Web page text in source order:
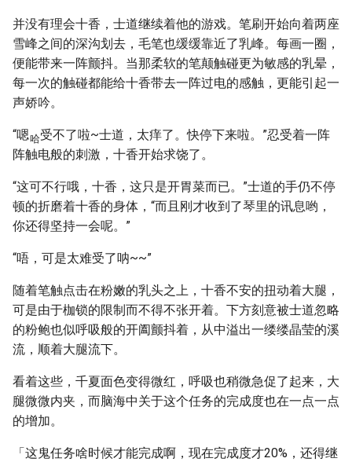
并没有理会十香，士道继续着他的游戏。笔刷开始向着两座
雪峰之间的深沟划去，毛笔也缓缓靠近了乳峰。每画一圈，
便能带来一阵颤抖。当那柔软的笔颠触碰更为敏感的乳晕，
每一次的触碰都能给十香带去一阵过电的感触，更能引起一
声娇吟。
“嗯哈受不了啦~士道，太痒了。快停下来啦。”忍受着一阵
阵触电般的刺激，十香开始求饶了。
“这可不行哦，十香，这只是开胃菜而已。”士道的手仍不停
顿的折磨着十香的身体，“而且刚才收到了琴里的讯息哟，
你还得坚持一会呢。”
“唔，可是太难受了呐~~”
随着笔触点击在粉嫩的乳头之上，十香不安的扭动着大腿，
可是由于枷锁的限制而不得不张开着。下方刻意被士道忽略
的粉鲍也似呼吸般的开阖颤抖着，从中溢出一缕缕晶莹的溪
流，顺着大腿流下。
看着这些，千夏面色变得微红，呼吸也稍微急促了起来，大
腿微微内夹，而脑海中关于这个任务的完成度也在一点一点
的增加。
「这鬼任务啥时候才能完成啊，现在完成度才20%，还得继